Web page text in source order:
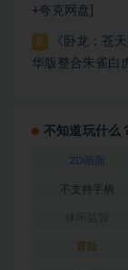
+夸克网盘]
8
《卧龙：苍
华版整合朱雀白
不知道玩什么
2D画面
不支持手柄
冒险